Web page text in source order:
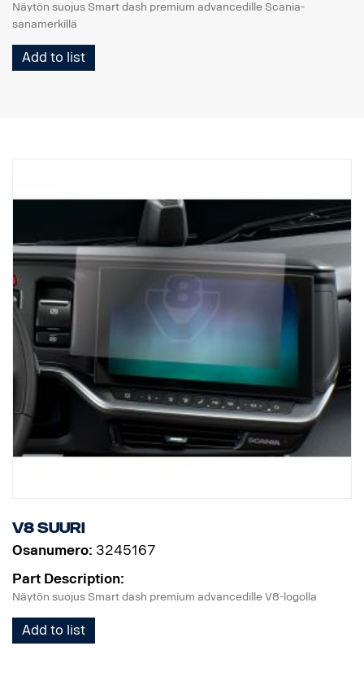
Näytön suojus Smart dash premium advancedille Scania-
sanamerkillä
Add to list
V8 Suuri
Osanumero: 3245167
Part Description:
Näytön suojus Smart dash premium advancedille V8-logolla
Add to list